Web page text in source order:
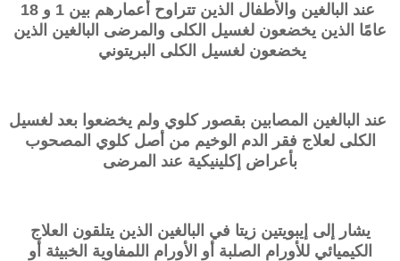
عند البالغين والأطفال الذين تتراوح أعمارهم بين 1 و 18
عامًا الذين يخضعون لغسيل الكلى والمرضى البالغين الذين
يخضعون لغسيل الكلى البريتوني
عند البالغين المصابين بقصور كلوي ولم يخضعوا بعد لغسيل
الكلى لعلاج فقر الدم الوخيم من أصل كلوي المصحوب
بأعراض إكلينيكية عند المرضى
يشار إلى إيبويتين زيتا في البالغين الذين يتلقون العلاج
الكيميائي للأورام الصلبة أو الأورام اللمفاوية الخبيثة أو